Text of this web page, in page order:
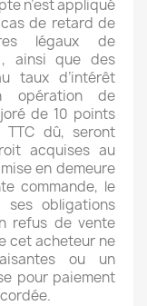
n’est appliqué
de retard de
légaux de
ainsi que des
taux d’intérêt
opération de
de 10 points
dû, seront
acquises au
en demeure
commande, le
ses obligations
refus de vente
cet acheteur ne
ou un
pour paiement